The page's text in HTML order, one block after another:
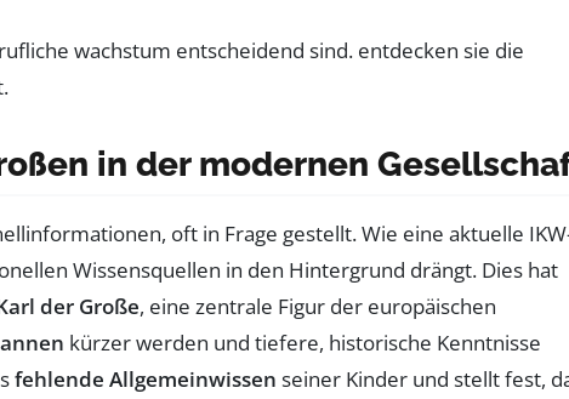
in der modernen
oft in Frage gestellt. Wie eine aktuelle
Wissensquellen in den Hintergrund drängt. Dies hat
der Große, eine zentrale Figur der europäischen
kürzer werden und tiefere, historische Kenntnisse
fehlende Allgemeinwissen seiner Kinder und stellt fest,